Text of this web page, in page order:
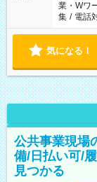
業・Wワ
集 / 電話
気になる！
公共事業現場
備/日払い可/
見つかる